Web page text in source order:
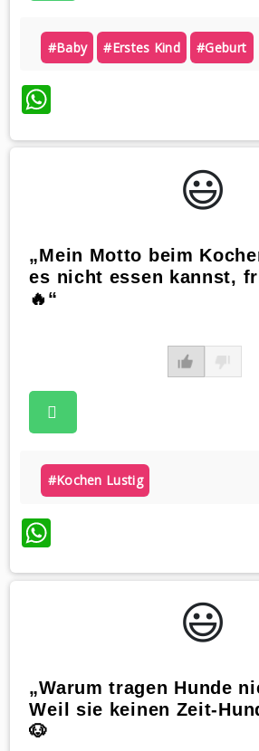
#baby #erstes Kind #geburt
WhatsApp
😃️
„Mein Motto beim
es nicht essen kannst,
🔥“
#kochen Lustig
WhatsApp
😃️
„Warum tragen Hunde
Weil sie keinen Zeit-
🐶